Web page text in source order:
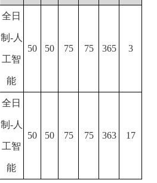
全日
制 -人
工智
能
50 50 75 75 365 3
全日
制 -人
工智
能
50 50 75 75 363 17